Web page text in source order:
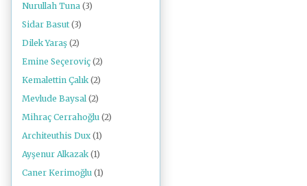
Nurullah Tuna (3)
Sidar Basut (3)
Dilek Yaraş (2)
Emine Seçeroviç (2)
Kemalettin Çalık (2)
Mevlude Baysal (2)
Mihraç Cerrahoğlu (2)
Architeuthis Dux (1)
Ayşenur Alkazak (1)
Caner Kerimoğlu (1)